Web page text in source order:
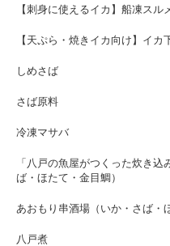
【刺身に使えるイカ】船凍スル
【天ぷら・焼きイカ向け】イカ
しめさば
さば原料
冷凍マサバ
「八戸の魚屋がつくった炊き込
ば・ほたて・金目鯛）
あおもり串酒場（いか・さば・
八戸煮